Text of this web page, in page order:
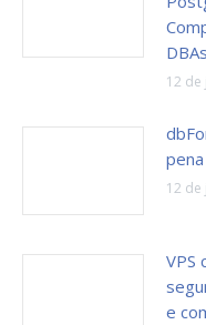
DBAs
12 de
12 de
VPS
e